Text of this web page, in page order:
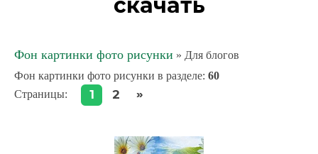
скачать
Фон картинки фото рисунки » Для блогов
Фон картинки фото рисунки в разделе: 60
Страницы: 1 2 »